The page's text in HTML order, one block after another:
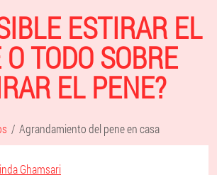
ESTIRAR EL
TODO SOBRE
EL PENE?
Agrandamiento del pene en casa
Ghamsari